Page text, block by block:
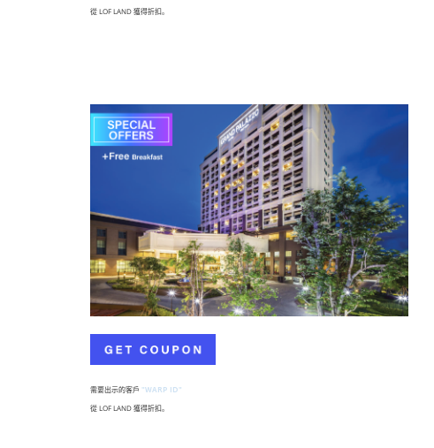
從 LOF LAND 獲得折扣。
需要出示的客戶 "WARP ID"
從 LOF LAND 獲得折扣。